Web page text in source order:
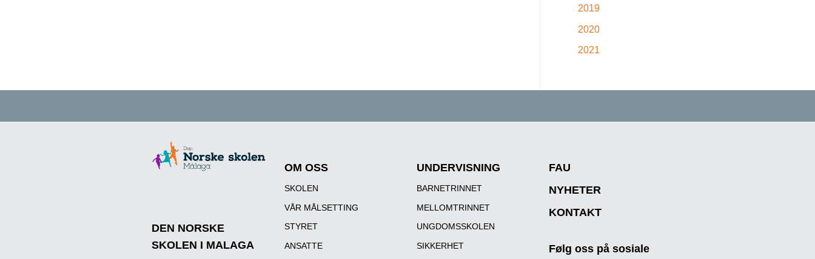
2019
2020
2021
DEN NORSKE
SKOLEN I MALAGA
OM OSS
SKOLEN
VÅR MÅLSETTING
STYRET
ANSATTE
UNDERVISNING
BARNETRINNET
MELLOMTRINNET
UNGDOMSSKOLEN
SIKKERHET
FAU
NYHETER
KONTAKT
Følg oss på sosiale